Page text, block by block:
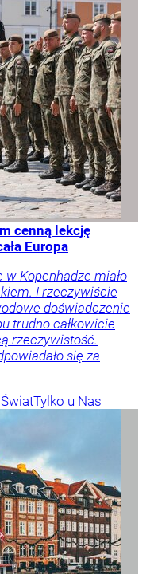
cenną lekcję
Europa
Kopenhadze miało
I rzeczywiście
doświadczenie
trudno całkowicie
rzeczywistość.
się za
ŚwiatTylko u Nas